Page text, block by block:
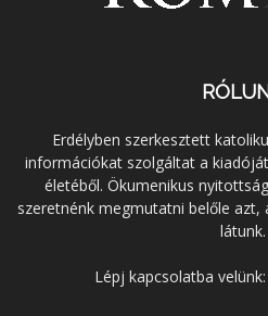
Erdélyben szerkesztett
információkat szolgáltat a
életéből. Ökumenikus
szeretnénk megmutatni belőle azt,
látunk.
Lépj kapcsolatba velünk: